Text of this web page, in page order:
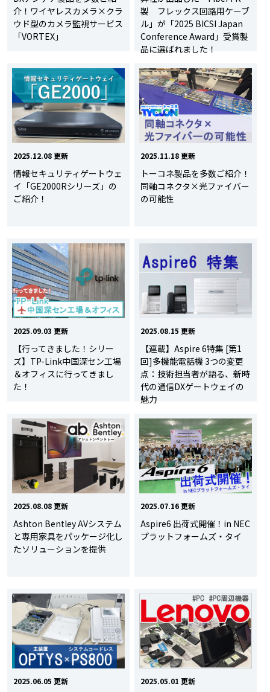
介！ワイヤレスカメラ×クラ
ウド型のカメラ監視サービス
「VORTEX」
製 フレックス回路用ケーブ
ル」が「2025 BICSI Japan
Conference Award」受賞製
品に選ばれました！
2025.12.08 更新
情報セキュリティゲートウェ
イ「GE2000Rシリーズ」の
ご紹介！
2025.11.18 更新
トーコネ製品を多数ご紹介！
同軸コネクタ×光ファイバー
の可能性
2025.09.03 更新
【行ってきました！シリー
ズ】TP-Link中国深セン工場
＆オフィスに行ってきまし
た！
2025.08.15 更新
【連載】Aspire 6特集 [第1
回]多機能電話機 3つの変更
点：技術担当者が語る、新時
代の通信DXゲートウェイの
魅力
2025.08.08 更新
Ashton Bentley AVシステム
と専用家具をパッケージ化し
たソリューションを提供
2025.07.16 更新
Aspire6 出荷式開催！in NEC
プラットフォームズ・タイ
2025.06.05 更新 2025.05.01 更新